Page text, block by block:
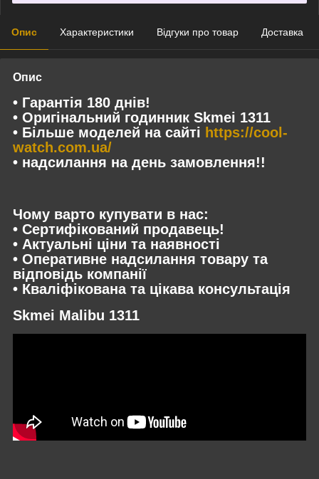
Опис Характеристики Відгуки про товар Доставка
Опис
• Гарантія 180 днів!
• Оригінальний годинник Skmei 1311
• Більше моделей на сайті https://cool-
watch.com.ua/
• надсилання на день замовлення!!
Чому варто купувати в нас:
• Сертифікований продавець!
• Актуальні ціни та наявності
• Оперативне надсилання товару та
відповідь компанії
• Кваліфікована та цікава консультація
Skmei Malibu 1311